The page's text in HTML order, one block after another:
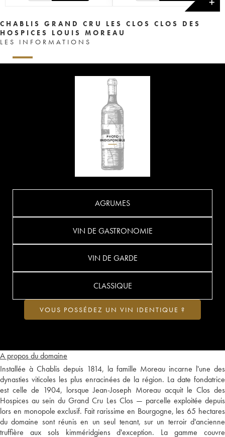
✕
CHABLIS GRAND CRU LES CLOS CLOS DES
HOSPICES LOUIS MOREAU
LES INFORMATIONS
A propos du domaine
Installée à Chablis depuis 1814, la famille Moreau incarne l'une des
dynasties viticoles les plus enracinées de la région. La date fondatrice
est celle de 1904, lorsque Jean-Joseph Moreau acquit le Clos des
Hospices au sein du Grand Cru Les Clos — parcelle exploitée depuis
lors en monopole exclusif. Fait rarissime en Bourgogne, les 65 hectares
du domaine sont réunis en un seul tenant, sur un terroir d'ancienne
truffière aux sols kimméridgiens d'exception. La gamme couvre
AGRUMES
VIN DE GASTRONOMIE
VIN DE GARDE
CLASSIQUE
VOUS POSSÉDEZ UN VIN IDENTIQUE ?